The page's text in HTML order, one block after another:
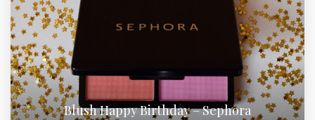
Blush Happy Birthday – Sephora